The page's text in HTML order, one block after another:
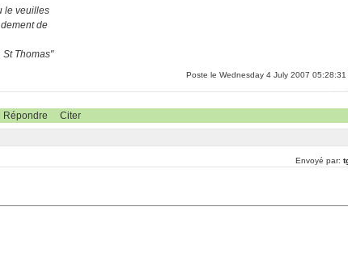
le veuilles
de
Thomas"
Poste le Wednesday 4 July 2007 05:28:31
Répondre Citer
Envoyé par: